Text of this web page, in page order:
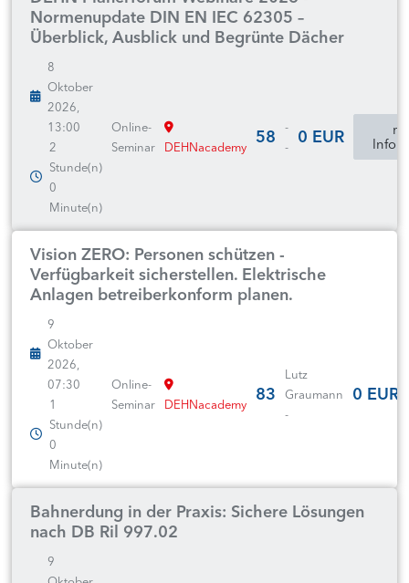
Normenupdate DIN EN IEC 62305 –
Überblick, Ausblick und Begrünte Dächer
8
Oktober
2026,
13:00
2
Stunde(n)
0
Minute(n)
Online-
Seminar
DEHNacademy 58
-
-
0 EUR
Vision ZERO: Personen schützen -
Verfügbarkeit sicherstellen. Elektrische
Anlagen betreiberkonform planen.
9
Oktober
2026,
07:30
1
Stunde(n)
0
Minute(n)
Online-
Seminar
DEHNacademy 83
Lutz
Graumann
-
0 EUR
Bahnerdung in der Praxis: Sichere Lösungen
nach DB Ril 997.02
9